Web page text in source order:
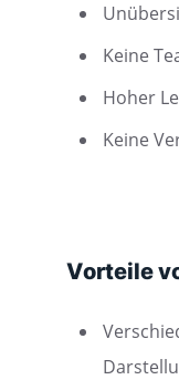
Keine
Hoher
Keine
Vorteile